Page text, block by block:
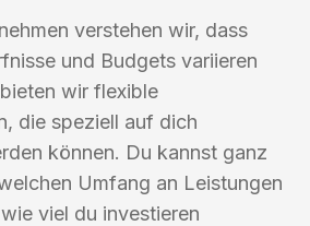
verstehen wir, dass
und Budgets variieren
wir flexible
die speziell auf dich
können. Du kannst ganz
Umfang an Leistungen
viel du investieren